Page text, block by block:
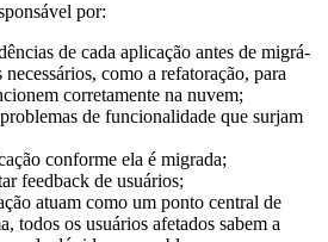
por:
de cada aplicação antes de migrá-
necessários, como a refatoração, para
corretamente na nuvem;
de funcionalidade que surjam
conforme ela é migrada;
feedback de usuários;
atuam como um ponto central de
todos os usuários afetados sabem a